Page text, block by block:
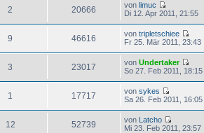
2 20666 vonlimuc
Di 12. Apr 2011, 21:55
9 46616 vontripletschiee
Fr 25. Mär 2011, 23:43
3 23017 vonUndertaker
So 27. Feb 2011, 18:15
1 17717 vonsykes
Sa 26. Feb 2011, 16:05
12 52739 von Latcho
Mi 23. Feb 2011, 23:57